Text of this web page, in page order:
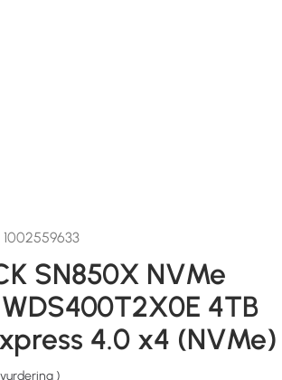
SN850X NVMe
4TB
4.0 x4 (NVMe)
)